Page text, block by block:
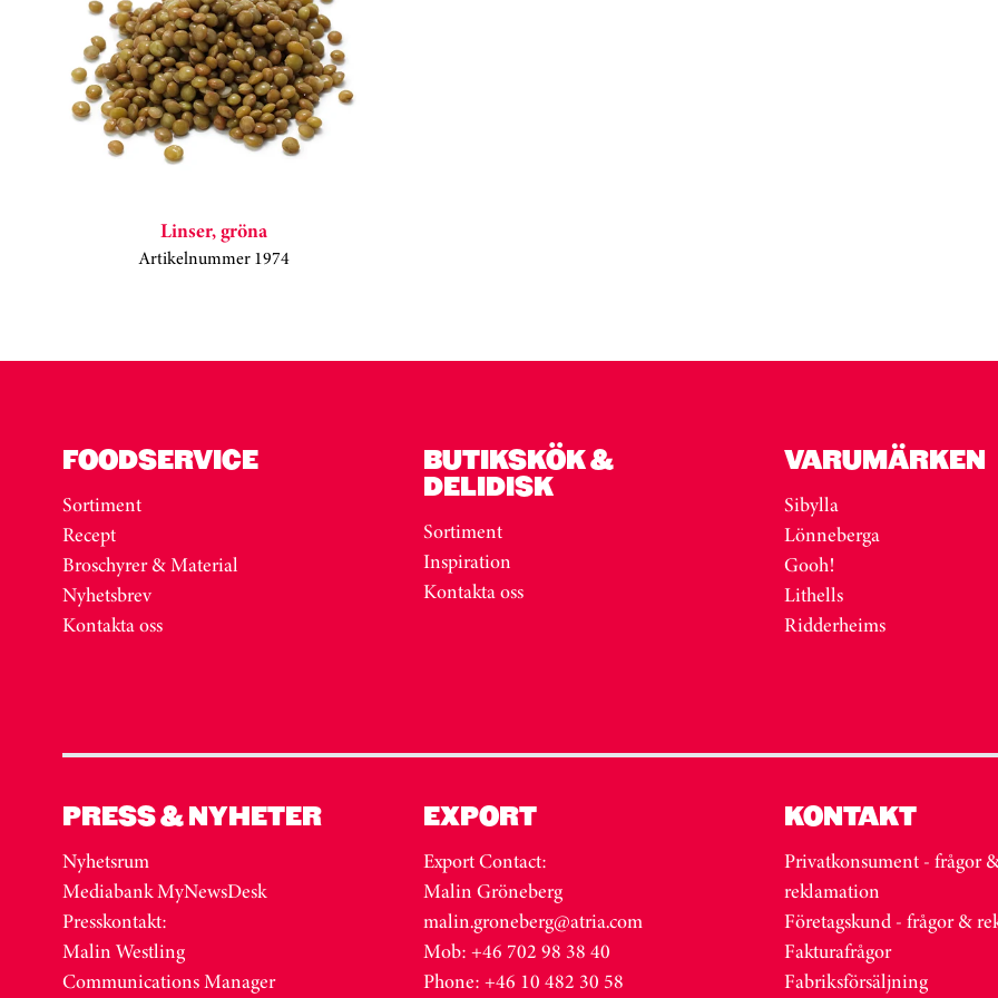
Linser, gröna
Artikelnummer 1974
FOODSERVICE
Sortiment
Recept
Broschyrer & Material
Nyhetsbrev
Kontakta oss
BUTIKSKÖK &
DELIDISK
Sortiment
Inspiration
Kontakta oss
VARUMÄRKEN
Sibylla
Lönneberga
Gooh!
Lithells
Ridderheims
PRESS & NYHETER
Nyhetsrum
Mediabank MyNewsDesk
Presskontakt:
Malin Westling
Communications Manager
EXPORT
Export Contact:
Malin Gröneberg
malin.groneberg@atria.com
Mob: +46 702 98 38 40
Phone: +46 10 482 30 58
KONTAKT
Privatkonsument - frågor
reklamation
Företagskund - frågor &
Fakturafrågor
Fabriksförsäljning